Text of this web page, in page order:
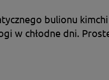
bulionu
w chłodne dni.